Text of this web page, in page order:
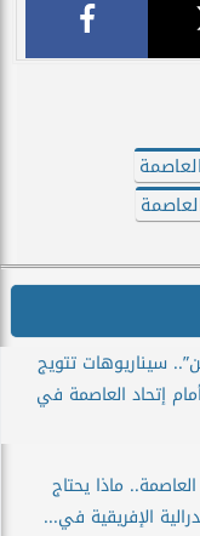
سيناريوهات تتويج
أمام إتحاد العاصمة في
ماذا يحتاج
الإفريقية في...